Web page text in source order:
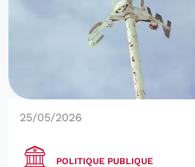
25/05/2026
POLITIQUE PUBLIQUE